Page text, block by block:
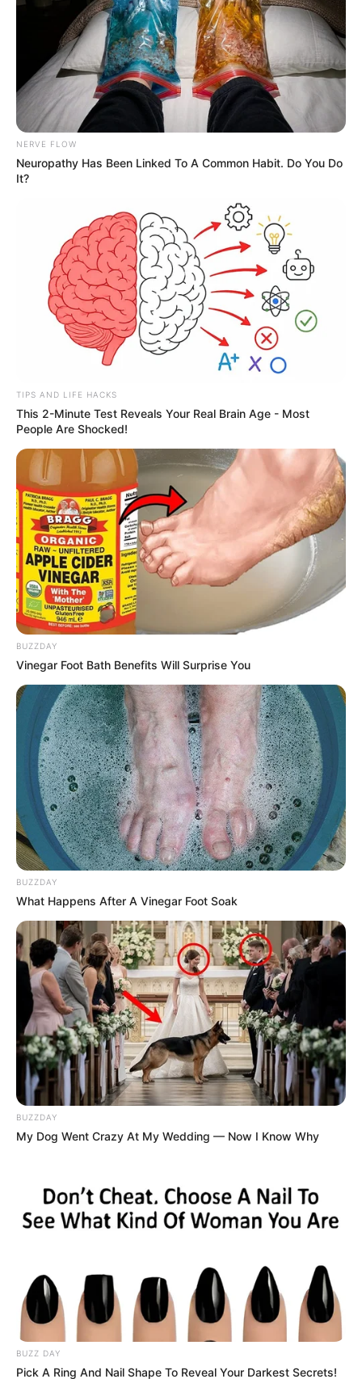
TAGS
ΕΥΒΟΙΑ
ΤΑΥΤΟΤΗΤΑ ΚΑΙ ΕΠΙΚΟΙΝΩΝΙΑ ΟΡΟΙ ΧΡΗΣΗΣ
NERVE FLOW
Neuropathy Has Been Linked To A Common Habit. Do You Do
It?
TIPS AND LIFE HACKS
This 2-Minute Test Reveals Your Real Brain Age - Most
People Are Shocked!
BUZZDAY
Vinegar Foot Bath Benefits Will Surprise You
BUZZDAY
What Happens After A Vinegar Foot Soak
BUZZDAY
My Dog Went Crazy At My Wedding — Now I Know Why
BUZZ DAY
Pick A Ring And Nail Shape To Reveal Your Darkest Secrets!